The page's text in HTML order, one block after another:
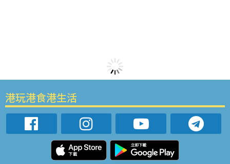
港玩港食港生活